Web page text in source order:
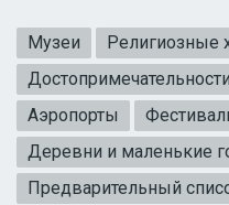
Музеи
Религиозные
Достопримечательности
Аэропорты
Деревни и маленькие
Предварительный